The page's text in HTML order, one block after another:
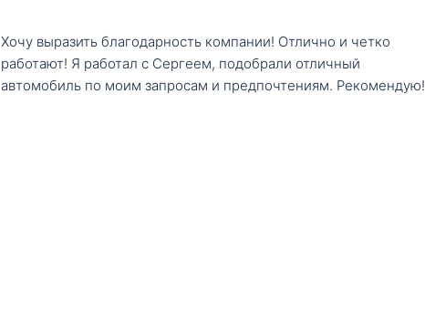
Хочу выразить благодарность компании! Отлично и четко
работают! Я работал с Сергеем, подобрали отличный
автомобиль по моим запросам и предпочтениям. Рекомендую!